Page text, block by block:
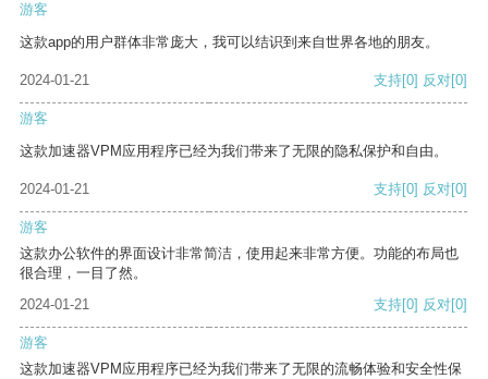
游客
这款app的用户群体非常庞大，我可以结识到来自世界各地的朋友。
2024-01-21 支持[0] 反对[0]
游客
这款加速器VPM应用程序已经为我们带来了无限的隐私保护和自由。
2024-01-21 支持[0] 反对[0]
游客
这款办公软件的界面设计非常简洁，使用起来非常方便。功能的布局也
很合理，一目了然。
2024-01-21
支持[0] 反对[0]
游客
这款加速器VPM应用程序已经为我们带来了无限的流畅体验和安全性保